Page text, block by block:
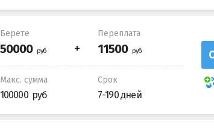
Берете Переплата
Макс. сумма
100000
Срок
7-190 дней